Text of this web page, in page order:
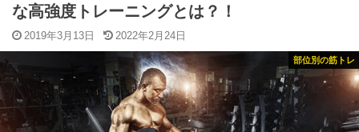
な高強度トレーニングとは？！
2019年3月13日 2022年2月24日
部位別の筋トレ